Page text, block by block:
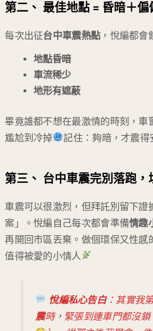
第二、 最佳地點 = 昏暗＋偏
每次出征台中車震熱點，悅編都會
地點昏暗
車流稀少
地形有遮蔽
畢竟誰都不想在最激情的時刻，
尷尬到冷掉
記住：夠暗，才震得
第三、 台中車震完別落跑，
車震可以很激烈，但拜託別留下證
案」。悅編自己每次都會準備情趣
再開回市區丟棄。做個環保又性感
值得被愛的小情人
悅編私心告白：其實我
震時，緊張到連車門都沒